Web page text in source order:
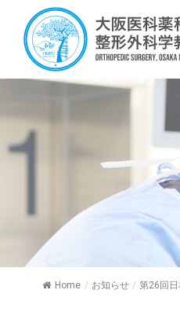
Home / お知らせ / 第26回